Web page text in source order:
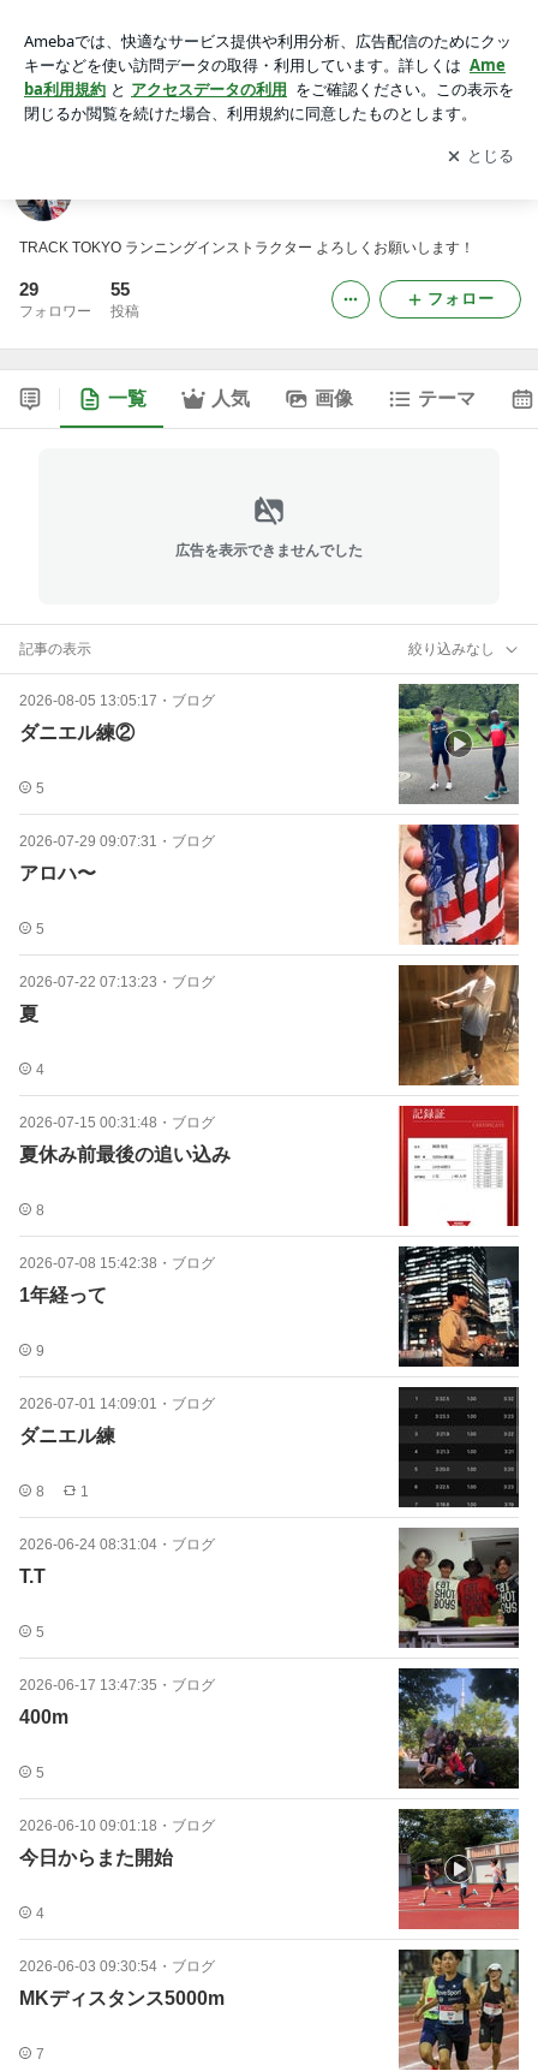
アプリをダウンロードして ブログの更新通知
を受け取りまし
ょう。
開く
TRACK TOKYO ランニングインストラクター よろしくお願いします！
29
フォロワー
55
投稿
フォロー
一覧 人気 画像 テーマ
広告を表示できませんでした
記事の表示 絞り込みなし
2026-08-05 13:05:17 ・ ブログ
ダニエル練②
5
2026-07-29 09:07:31 ・ ブログ
アロハ〜
5
2026-07-22 07:13:23 ・ ブログ
夏
4
2026-07-15 00:31:48 ・ ブログ
夏休み前最後の追い込み
8
2026-07-08 15:42:38 ・ ブログ
1年経って
9
2026-07-01 14:09:01 ・ ブログ
ダニエル練
8 1
2026-06-24 08:31:04 ・ ブログ
T.T
5
2026-06-17 13:47:35 ・ ブログ
400m
5
2026-06-10 09:01:18 ・ ブログ
今日からまた開始
4
2026-06-03 09:30:54 ・ ブログ
MKディスタンス5000m
7